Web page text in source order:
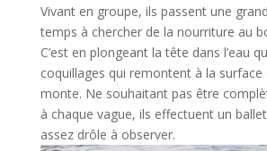
Vivant en groupe, ils passent une
temps à chercher de la nourriture au
C’est en plongeant la tête dans l’eau
coquillages qui remontent à la surface
monte. Ne souhaitant pas être
à chaque vague, ils effectuent un
assez drôle à observer.